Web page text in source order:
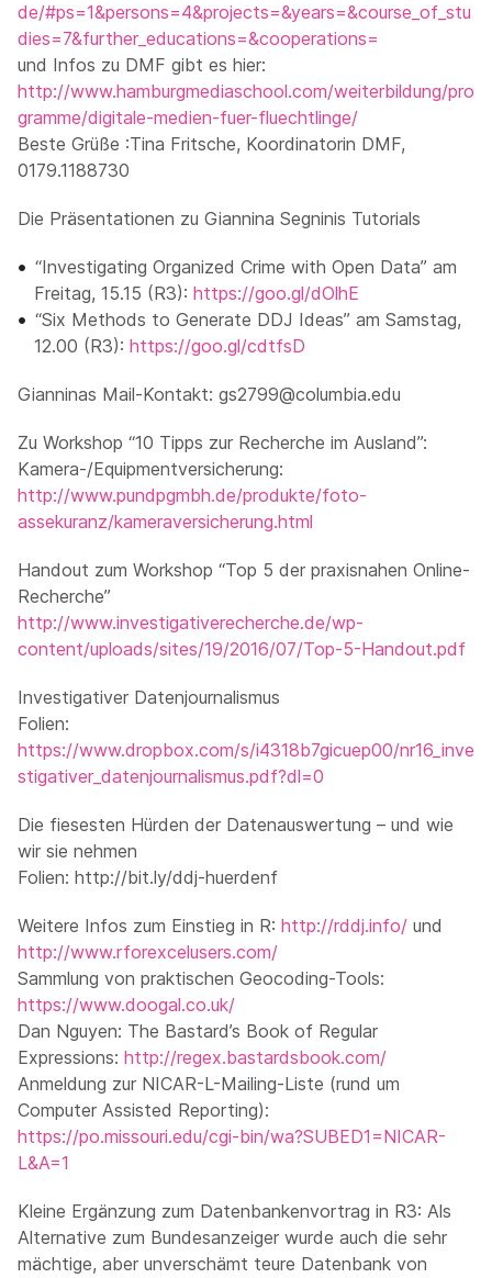
de/#ps=1&persons=4&projects=&years=&course_of_stu
dies=7&further_educations=&cooperations=
und Infos zu DMF gibt es hier:
http://www.hamburgmediaschool.com/weiterbildung/pro
gramme/digitale-medien-fuer-fluechtlinge/
Beste Grüße :Tina Fritsche, Koordinatorin DMF,
0179.1188730
Die Präsentationen zu Giannina Segninis Tutorials
“Investigating Organized Crime with Open Data” am
Freitag, 15.15 (R3): https://goo.gl/dOlhE
“Six Methods to Generate DDJ Ideas” am Samstag,
12.00 (R3): https://goo.gl/cdtfsD
Gianninas Mail-Kontakt: gs2799@columbia.edu
Zu Workshop “10 Tipps zur Recherche im Ausland”:
Kamera-/Equipmentversicherung:
http://www.pundpgmbh.de/produkte/foto-
assekuranz/kameraversicherung.html
Handout zum Workshop “Top 5 der praxisnahen Online-
Recherche”
http://www.investigativerecherche.de/wp-
content/uploads/sites/19/2016/07/Top-5-Handout.pdf
Investigativer Datenjournalismus
Folien:
https://www.dropbox.com/s/i4318b7gicuep00/nr16_inve
stigativer_datenjournalismus.pdf?dl=0
Die fiesesten Hürden der Datenauswertung – und wie
wir sie nehmen
Folien: http://bit.ly/ddj-huerdenf
Weitere Infos zum Einstieg in R: http://rddj.info/ und
http://www.rforexcelusers.com/
Sammlung von praktischen Geocoding-Tools:
https://www.doogal.co.uk/
Dan Nguyen: The Bastard’s Book of Regular
Expressions: http://regex.bastardsbook.com/
Anmeldung zur NICAR-L-Mailing-Liste (rund um
Computer Assisted Reporting):
https://po.missouri.edu/cgi-bin/wa?SUBED1=NICAR-
L&A=1
Kleine Ergänzung zum Datenbankenvortrag in R3: Als
Alternative zum Bundesanzeiger wurde auch die sehr
mächtige, aber unverschämt teure Datenbank von